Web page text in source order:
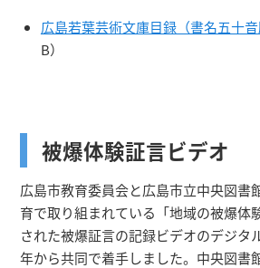
広島若葉芸術文庫目録（書名五十音
B）
被爆体験証言ビデオ
広島市教育委員会と広島市立中央図書
育で取り組まれている「地域の被爆体
された被爆証言の記録ビデオのデジタ
年から共同で着手しました。中央図書